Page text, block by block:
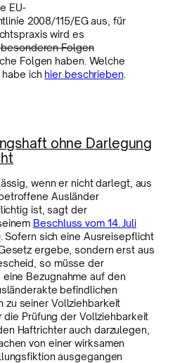
EU-
2008/115/EG aus, für
wird es
Folgen
Folgen haben. Welche
ich hier beschrieben
ohne Darlegung
wenn er nicht darlegt, aus
Ausländer
ist, sagt der
Beschluss vom 14. Juli
. Sofern sich eine Ausreisepflicht
ergebe, sondern erst aus
so müsse der
Bezugnahme auf den
befindlichen
zu seiner Vollziehbarkeit
Prüfung der Vollziehbarkeit
Haftrichter auch darzulegen,
von einer wirksamen
ausgegangen